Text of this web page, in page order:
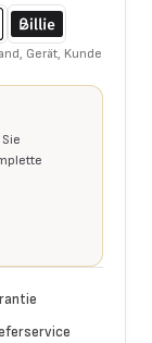
Gerät, Kunde